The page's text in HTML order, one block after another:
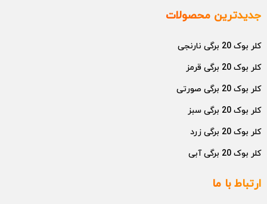
جدیدترین محصولات
کلر بوک 20 برگی نارنجی
کلر بوک 20 برگی قرمز
کلر بوک 20 برگی صورتی
کلر بوک 20 برگی سبز
کلر بوک 20 برگی زرد
کلر بوک 20 برگی آبی
ارتباط با ما